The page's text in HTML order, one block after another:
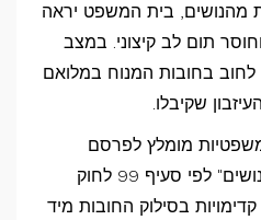
מהנושים, בית המשפט יראה
תום לב קיצוני. במצב
לחוב בחובות המנוח במלואם
שקיבלו.
מומלץ לפרסם
בעיתונות היומית "הודעה לנושים" לפי סעיף 99 לחוק
בסילוק החובות מיד